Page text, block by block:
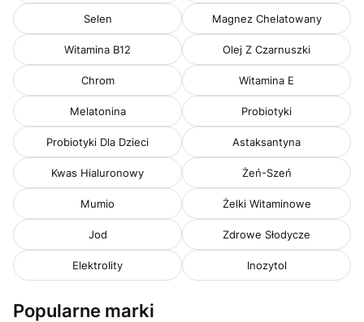
Selen Magnez Chelatowany
Witamina B12 Olej Z Czarnuszki
Chrom Witamina E
Melatonina Probiotyki
Probiotyki Dla Dzieci Astaksantyna
Kwas Hialuronowy Żeń-Szeń
Mumio Żelki Witaminowe
Jod Zdrowe Słodycze
Elektrolity Inozytol
Popularne marki